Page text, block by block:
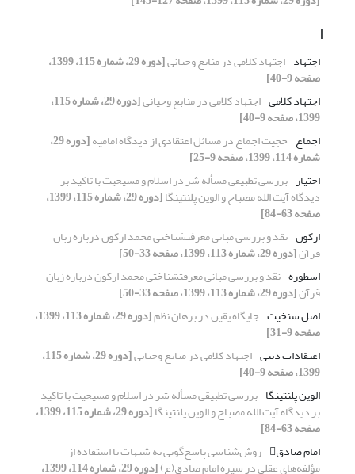
ا
اجتهاد اجتهاد کلامی در منابع وحیانی [دوره 29، شماره 115، 1399،
صفحه 9-40]
اجتهاد کلامی اجتهاد کلامی در منابع وحیانی [دوره 29، شماره 115،
1399، صفحه 9-40]
اجماع حجیت اجماع در مسائل اعتقادی از دیدگاه امامیه [دوره 29،
شماره 114، 1399، صفحه 9-25]
اختیار بررسی تطبیقی مسأله شر در اسلام و مسیحیت با تاکید بر
دیدگاه آیت الله مصباح و الوین پلنتینگا [دوره 29، شماره 115، 1399،
صفحه 63-84]
ارکون
نقد و بررسی مبانی معرفت‎شناختی محمد ارکون درباره زبان
قرآن[دوره 29، شماره 113، 1399، صفحه 33-50]
اسطوره
نقد و بررسی مبانی معرفت‎شناختی محمد ارکون درباره زبان
قرآن[دوره 29، شماره 113، 1399، صفحه 33-50]
اصل سنخیت جایگاه یقین در برهان نظم [دوره 29، شماره 113، 1399،
صفحه 9-31]
اعتقادات دینی اجتهاد کلامی در منابع وحیانی [دوره 29، شماره 115،
1399، صفحه 9-40]
الوین پلنتینگا بررسی تطبیقی مسأله شر در اسلام و مسیحیت با تاکید
بر دیدگاه آیت الله مصباح و الوین پلنتینگا [دوره 29، شماره 115، 1399،
صفحه 63-84]
امام صادق
روش‌شناسی پاسخ‌گویی به شبهات با استفاده از
مؤلفه‌های عقلی در سیره امام صادق(ع) [دوره 29، شماره 114، 1399،